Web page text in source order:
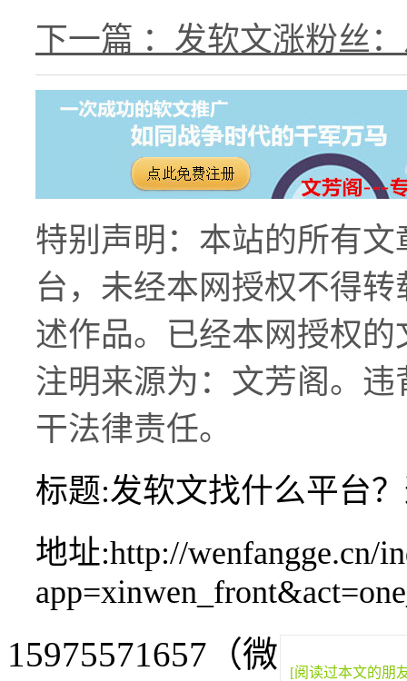
下一篇 ：发软文涨粉丝
特别声明：本站的所有
台，未经本网授权不得
述作品。已经本网授权
注明来源为：文芳阁。
干法律责任。
标题:发软文找什么平台
地址:http://wenfangge.cn/
[阅读过本文的朋
15975571657（微